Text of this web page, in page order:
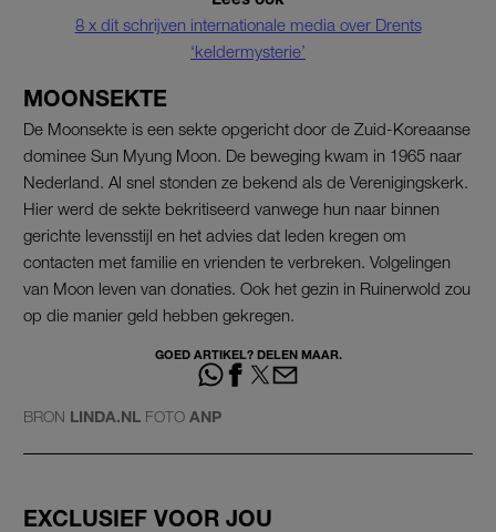
8 x dit schrijven internationale media over Drents
‘keldermysterie’
MOONSEKTE
De Moonsekte is een sekte opgericht door de Zuid-Koreaanse
dominee Sun Myung Moon. De beweging kwam in 1965 naar
Nederland. Al snel stonden ze bekend als de Verenigingskerk.
Hier werd de sekte bekritiseerd vanwege hun naar binnen
gerichte levensstijl en het advies dat leden kregen om
contacten met familie en vrienden te verbreken. Volgelingen
van Moon leven van donaties. Ook het gezin in Ruinerwold zou
op die manier geld hebben gekregen.
GOED ARTIKEL? DELEN MAAR.
BRON LINDA.NL FOTO ANP
EXCLUSIEF VOOR JOU